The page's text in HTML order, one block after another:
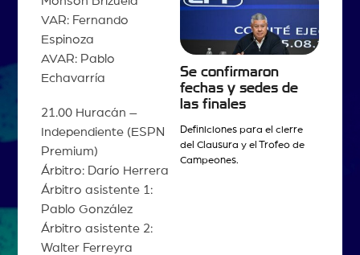
VAR: Fernando
Espinoza
AVAR: Pablo
Echavarría
21.00 Huracán –
Independiente (ESPN
Premium)
Árbitro: Darío Herrera
Árbitro asistente 1:
Pablo González
Árbitro asistente 2:
Walter Ferreyra
Se confirmaron
fechas y sedes de
las finales
Definiciones para el cierre
del Clausura y el Trofeo de
Campeones.